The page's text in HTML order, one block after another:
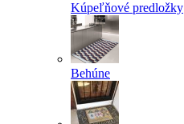
Kúpeľňové predložky
Behúne